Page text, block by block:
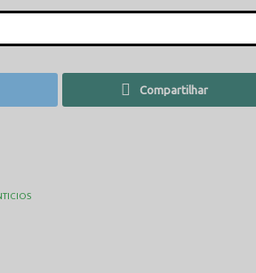
Compartilhar